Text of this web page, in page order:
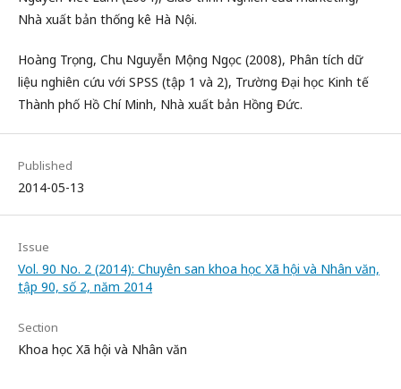
Nhà xuất bản thống kê Hà Nội.
Hoàng Trọng, Chu Nguyễn Mộng Ngọc (2008), Phân tích dữ
liệu nghiên cứu với SPSS (tập 1 và 2), Trường Đại học Kinh tế
Thành phố Hồ Chí Minh, Nhà xuất bản Hồng Đức.
Published
2014-05-13
Issue
Vol. 90 No. 2 (2014): Chuyên san khoa học Xã hội và Nhân văn,
tập 90, số 2, năm 2014
Section
Khoa học Xã hội và Nhân văn